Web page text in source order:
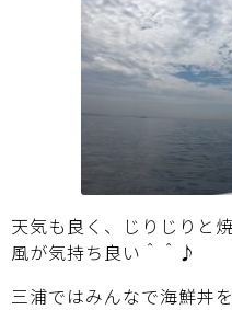
天気も良く、じりじりと
風が気持ち良い＾＾♪
三浦ではみんなで海鮮丼